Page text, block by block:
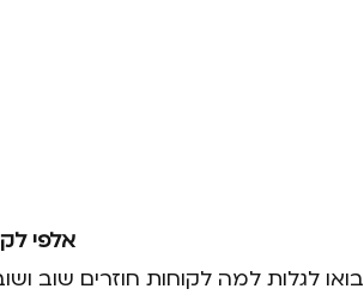
אלפי
בואו לגלות למה לקוחות חוזרים שוב